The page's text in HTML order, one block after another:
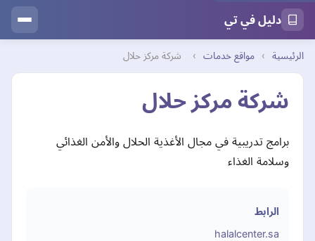
دليل في تي
الرئيسية › مواقع خدمات › شركة مركز حلال
شركة مركز حلال
برامج تدريبية في مجال الأغذية الحلال والأمن الغذائي
وسلامة الغذاء
الرابط
halalcenter.sa